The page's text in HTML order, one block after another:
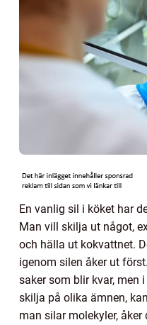
En vanlig sil i köket har
Man vill skilja ut något,
och hälla ut kokvattnet.
igenom silen åker ut
saker som blir kvar, men
skilja på olika ämnen,
man silar molekyler,